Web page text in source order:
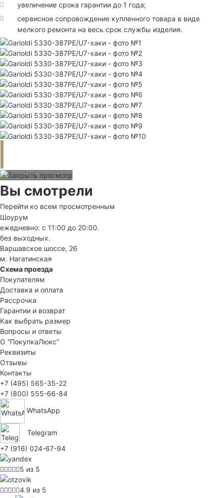
увеличение срока гарантии до 1 года;
сервисное сопровождение купленного товара в виде
мелкого ремонта на весь срок службы изделия.
Вы смотрели
Перейти ко всем просмотренным
Шоурум
ежедневно: с 11:00 до 20:00.
без выходных.
Варшавское шоссе, 26
м. Нагатинская
Схема проезда
Покупателям
Доставка и оплата
Рассрочка
Гарантии и возврат
Как выбрать размер
Вопросы и ответы
О “ПокупкаЛюкс”
Реквизиты
Отзывы
Контакты
+7 (495) 565-35-22
+7 (800) 555-66-84
WhatsApp
Telegram
+7 (916) 024-67-94
5 из 5
4.9 из 5